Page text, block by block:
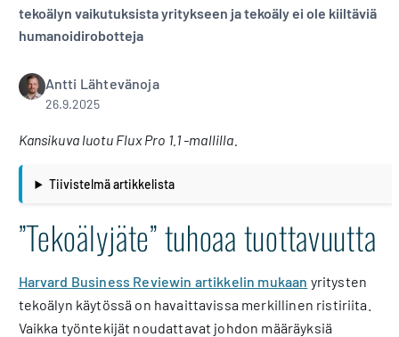
tekoälyn vaikutuksista yritykseen ja tekoäly ei ole kiiltäviä
humanoidirobotteja
Antti Lähtevänoja
26.9.2025
Kansikuva luotu Flux Pro 1.1 -mallilla.
Tiivistelmä artikkelista
”Tekoälyjäte” tuhoaa tuottavuutta
Harvard Business Reviewin artikkelin mukaan yritysten
tekoälyn käytössä on havaittavissa merkillinen ristiriita.
Vaikka työntekijät noudattavat johdon määräyksiä